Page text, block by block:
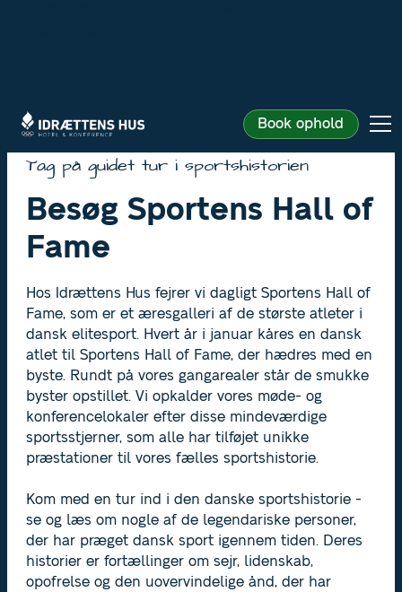
Book ophold
Tag på guidet tur i sportshistorien
Besøg Sportens Hall of
Fame
Hos Idrættens Hus fejrer vi dagligt Sportens Hall of
Fame, som er et æresgalleri af de største atleter i
dansk elitesport. Hvert år i januar kåres en dansk
atlet til Sportens Hall of Fame, der hædres med en
byste. Rundt på vores gangarealer står de smukke
byster opstillet. Vi opkalder vores møde- og
konferencelokaler efter disse mindeværdige
sportsstjerner, som alle har tilføjet unikke
præstationer til vores fælles sportshistorie.
Kom med en tur ind i den danske sportshistorie -
se og læs om nogle af de legendariske personer,
der har præget dansk sport igennem tiden. Deres
historier er fortællinger om sejr, lidenskab,
opofrelse og den uovervindelige ånd, der har